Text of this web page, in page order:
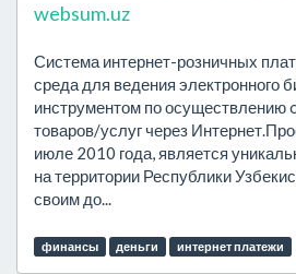
websum.uz
Система интернет-розничных
среда для ведения электронного
инструментом по осуществлению
товаров/услуг через
июле 2010 года, является
на территории Республики
своим до...
финансы деньги интернет платежи